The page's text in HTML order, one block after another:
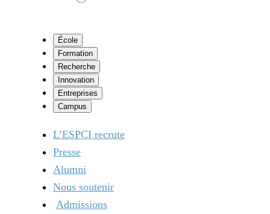
École
Formation
Recherche
Innovation
Entreprises
Campus
L’ESPCI recrute
Presse
Alumni
Nous soutenir
Admissions